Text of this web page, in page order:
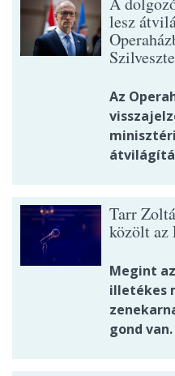
lesz
Az
Tarr
közölt az
Megint
illetékes
gond van.